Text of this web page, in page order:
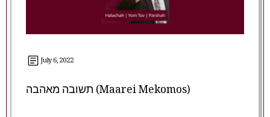
July 6, 2022
תשובה מאהבה (Maarei Mekomos)